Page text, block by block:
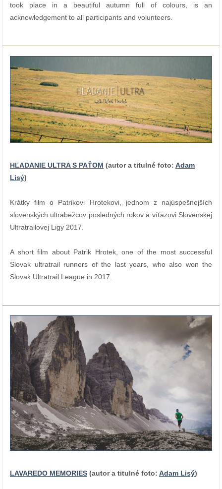
took place in a beautiful autumn full of colours, is an
acknowledgement to all participants and volunteers.
HĽADANIE ULTRA S PAŤOM (autor a titulné foto: Adam
Lisý)
Krátky film o Patrikovi Hrotekovi, jednom z najúspešnejších
slovenských ultrabežcov posledných rokov a víťazovi Slovenskej
Ultratrailovej Ligy 2017.
A short film about Patrik Hrotek, one of the most successful
Slovak ultratrail runners of the last years, who also won the
Slovak Ultratrail League in 2017.
LAVAREDO MEMORIES (autor a titulné foto: Adam Lisý)